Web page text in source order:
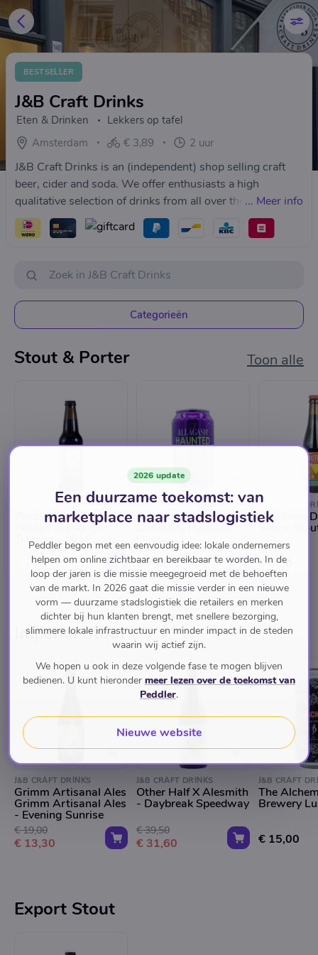
BESTSELLER
J&B Craft Drinks
Eten & Drinken
Lekkers op tafel
Amsterdam
€ 3,89 2 uur
J&B Craft Drinks is an (independent) shop selling craft
beer, cider and soda. We offer enthusiasts a high
qualitative selection of drinks from all over the world.
... Meer info
Categorieën
Stout & Porter Toon alle
J&B CRAFT DRINKS
Pelican Brewing
Pelican Brewing -
Tsunami: 2016
Vintage
€ 5,00
€ 4,00
J&B CRAFT DRINKS
Allagash Brewing
Company Haunted
€ 7,00
J&B CRAFT
Brasserie
Senne
€ 3,50
Imperial Stout
J&B CRAFT DRINKS
Grimm Artisanal Ales
Grimm Artisanal Ales
- Evening Sunrise
€ 19,00
€ 13,30
J&B CRAFT DRINKS
Other Half X Alesmith
- Daybreak Speedway
€ 39,50
€ 31,60
J&B CRAFT
The
Brewery
€ 15,00
Export Stout
2026 update
Een duurzame toekomst: van
marketplace naar stadslogistiek
Peddler begon met een eenvoudig idee: lokale ondernemers
helpen om online zichtbaar en bereikbaar te worden. In de
loop der jaren is die missie meegegroeid met de behoeften
van de markt. In 2026 gaat die missie verder in een nieuwe
vorm — duurzame stadslogistiek die retailers en merken
dichter bij hun klanten brengt, met snellere bezorging,
slimmere lokale infrastructuur en minder impact in de steden
waarin wij actief zijn.
We hopen u ook in deze volgende fase te mogen blijven
bedienen. U kunt hieronder meer lezen over de toekomst van
Peddler.
Nieuwe website